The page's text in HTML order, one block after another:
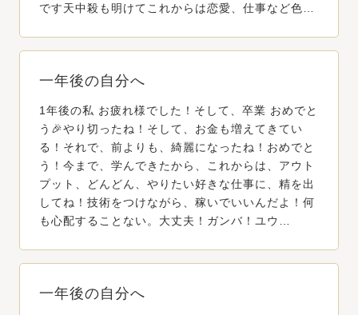
です天中殺も明けてこれからは恋愛、仕事など色…
一年後の自分へ
1年後の私 お疲れ様でした！そして、卒業 おめでと
う🎉やり切ったね！そして、お金も増えてきてい
る！それで、前よりも、綺麗になったね！おめでと
う！今まで、学んできたから、これからは、アウト
プット、どんどん、やりたい好きな仕事に、精を出
してね！技術をつけながら、稼いでいいんだよ！何
も心配することない。大丈夫！ガンバ！ユウ…
一年後の自分へ